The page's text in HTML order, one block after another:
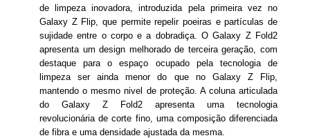
de limpeza inovadora, introduzida pela primeira vez no
Galaxy Z Flip, que permite repelir poeiras e partículas de
sujidade entre o corpo e a dobradiça. O Galaxy Z Fold2
apresenta um design melhorado de terceira geração, com
destaque para o espaço ocupado pela tecnologia de
limpeza ser ainda menor do que no Galaxy Z Flip,
mantendo o mesmo nivel de proteção. A coluna articulada
do Galaxy Z Fold2 apresenta uma tecnologia
revolucionária de corte fino, uma composição diferenciada
de fibra e uma densidade ajustada da mesma.